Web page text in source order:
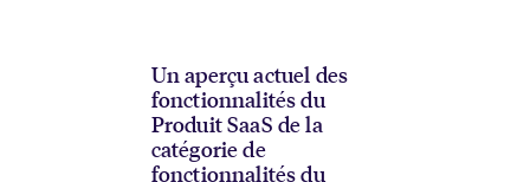
Un aperçu actuel des
fonctionnalités du
Produit SaaS de la
catégorie de
fonctionnalités du